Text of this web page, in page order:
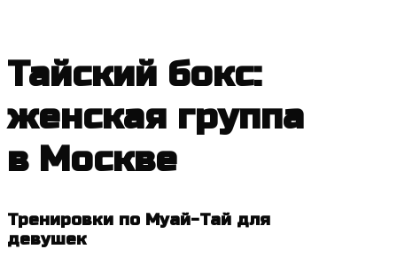
Тайский бокс:
женская группа
в Москве
Тренировки по Муай-Тай для
девушек